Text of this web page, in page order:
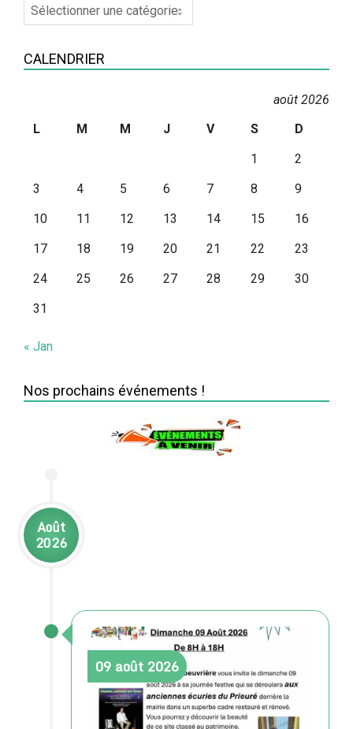
Recherche
par
CALENDRIER
août 2026
L
M M J V S
D
1
2
3
4 5 6 7 8
9
10
11 12 13 14 15
16
17
18 19 20 21 22
23
24
25 26 27 28 29
30
31
« Jan
Nos prochains événements !
Août
2026
09 août 2026